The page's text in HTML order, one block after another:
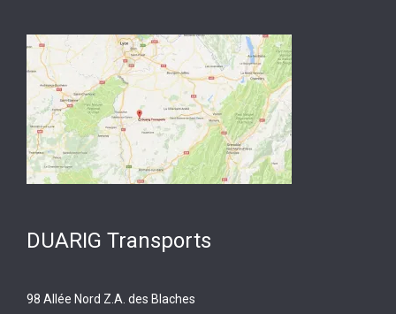
DUARIG Transports
98 Allée Nord Z.A. des Blaches